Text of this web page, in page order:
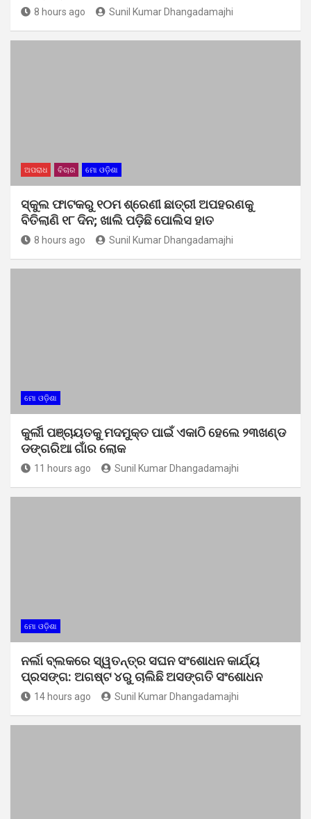
8 hours ago Sunil Kumar Dhangadamajhi
ଅପରାଧ ବିଚାର ମୋ ଓଡ଼ିଶା
ସ୍କୁଲ ଫାଟକରୁ ୧୦ମ ଶ୍ରେଣୀ ଛାତ୍ରୀ ଅପହରଣକୁ
ବିତିଲାଣି ୧୮ ଦିନ; ଖାଲି ପଡ଼ିଛି ପୋଲିସ ହାତ
8 hours ago Sunil Kumar Dhangadamajhi
ମୋ ଓଡ଼ିଶା
କୁର୍ଲୀ ପଞ୍ଚାୟତକୁ ମଦମୁକ୍ତ ପାଇଁ ଏକାଠି ହେଲେ ୨୩ଖଣ୍ଡ
ଡଙ୍ଗରିଆ ଗାଁର ଲୋକ
11 hours ago Sunil Kumar Dhangadamajhi
ମୋ ଓଡ଼ିଶା
ନର୍ଲା ବ୍ଲକରେ ସ୍ୱତନ୍ତ୍ର ସଘନ ସଂଶୋଧନ କାର୍ଯ୍ୟ
ପ୍ରସଙ୍ଗ: ଅଗଷ୍ଟ ୪ରୁ ଚାଲିଛି ଅସଙ୍ଗତି ସଂଶୋଧନ
14 hours ago Sunil Kumar Dhangadamajhi